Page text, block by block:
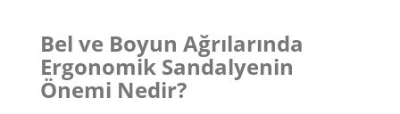
Bel ve Boyun Ağrılarında
Ergonomik Sandalyenin
Önemi Nedir?